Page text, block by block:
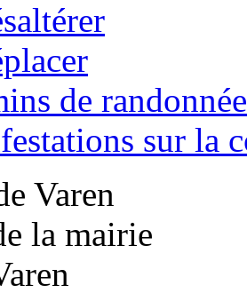
de randonnée
sur la
Varen
la mairie